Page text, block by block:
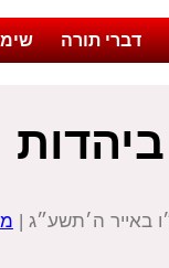
דברי תורה
ביהדות
באייר ה׳תשע״ג |